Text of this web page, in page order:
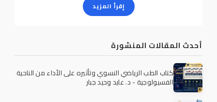
إقرأ المزيد
أحدث المقالات المنشورة
كتاب الطب الرياضي النسوي وتأثيره على الأداء من الناحية
الفسيولوجية - د. عايد وحيد جبار